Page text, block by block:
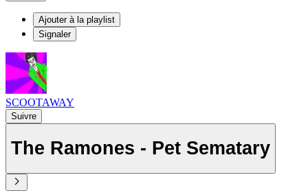
Ajouter à la playlist
Signaler
SCOOTAWAY
Suivre
The Ramones - Pet Sematary